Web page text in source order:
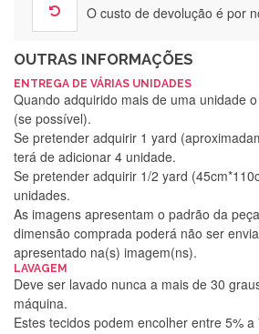
O custo de devolução é por
OUTRAS INFORMAÇÕES
ENTREGA DE VÁRIAS UNIDADES
Quando adquirido mais de uma unidade
(se possível).
Se pretender adquirir 1 yard
terá de adicionar 4 unidade.
Se pretender adquirir 1/2 yard
unidades.
As imagens apresentam o padrão da
dimensão comprada poderá não ser
apresentado na(s) imagem(ns).
LAVAGEM
Deve ser lavado nunca a mais de 30
máquina.
Estes tecidos podem encolher entre 5%